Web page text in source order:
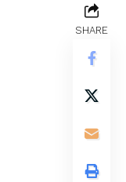
SHARE